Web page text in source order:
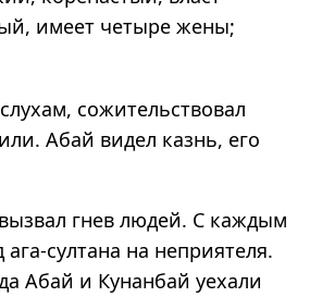
имеет четыре жены;
сожительствовал
Абай видел казнь, его
гнев людей. С каждым
султана на неприятеля.
Абай и Кунанбай уехали